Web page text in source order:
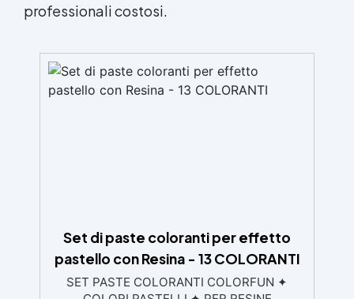
professionali costosi.
Set di paste coloranti per effetto
pastello con Resina - 13 COLORANTI
SET PASTE COLORANTI COLORFUN ✦